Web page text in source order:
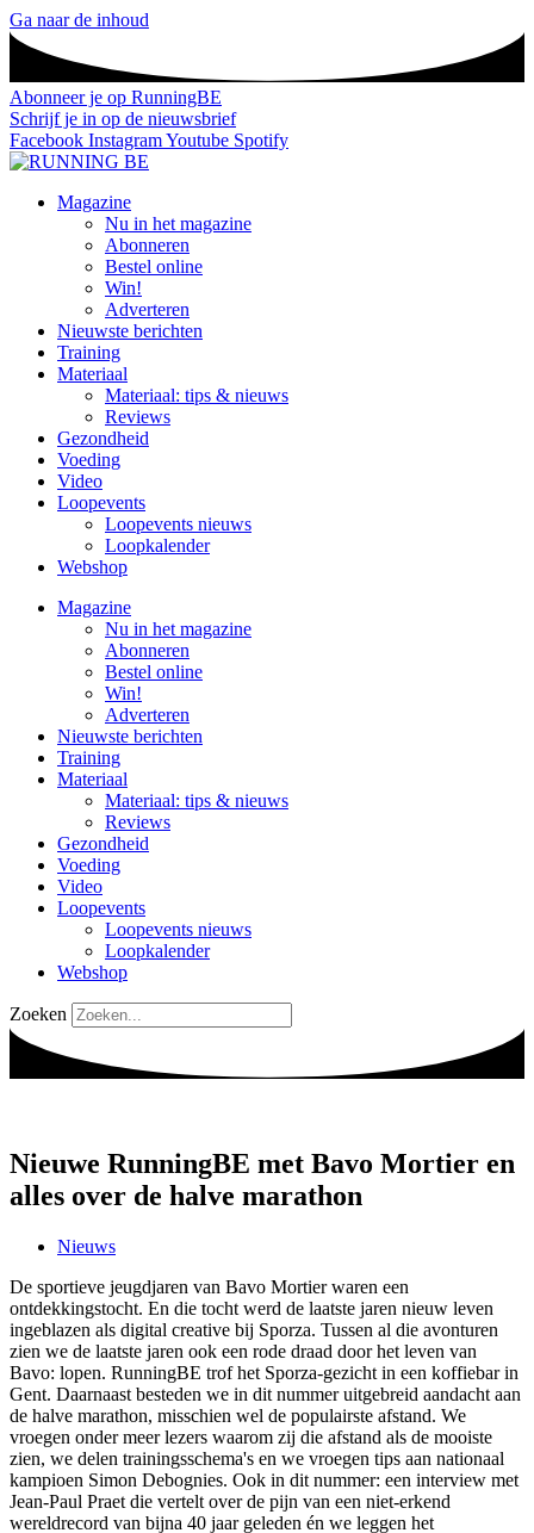
Ga naar de inhoud
Abonneer je op RunningBE
Schrijf je in op de nieuwsbrief
Facebook InstagramYoutube Spotify
Magazine
Nu in het magazine
Abonneren
Bestel online
Win!
Adverteren
Nieuwste berichten
Training
Materiaal
Materiaal: tips & nieuws
Reviews
Gezondheid
Voeding
Video
Loopevents
Loopevents nieuws
Loopkalender
Webshop
Magazine
Nu in het magazine
Abonneren
Bestel online
Win!
Adverteren
Nieuwste berichten
Training
Materiaal
Materiaal: tips & nieuws
Reviews
Gezondheid
Voeding
Video
Loopevents
Loopevents nieuws
Loopkalender
Webshop
Zoeken
Nieuwe RunningBE met Bavo Mortier en
alles over de halve marathon
Nieuws
De sportieve jeugdjaren van Bavo Mortier waren een
ontdekkingstocht. En die tocht werd de laatste jaren nieuw leven
ingeblazen als digital creative bij Sporza. Tussen al die avonturen
zien we de laatste jaren ook een rode draad door het leven van
Bavo: lopen. RunningBE trof het Sporza-gezicht in een koffiebar in
Gent. Daarnaast besteden we in dit nummer uitgebreid aandacht aan
de halve marathon, misschien wel de populairste afstand. We
vroegen onder meer lezers waarom zij die afstand als de mooiste
zien, we delen trainingsschema's en we vroegen tips aan nationaal
kampioen Simon Debognies. Ook in dit nummer: een interview met
Jean-Paul Praet die vertelt over de pijn van een niet-erkend
wereldrecord van bijna 40 jaar geleden én we leggen het